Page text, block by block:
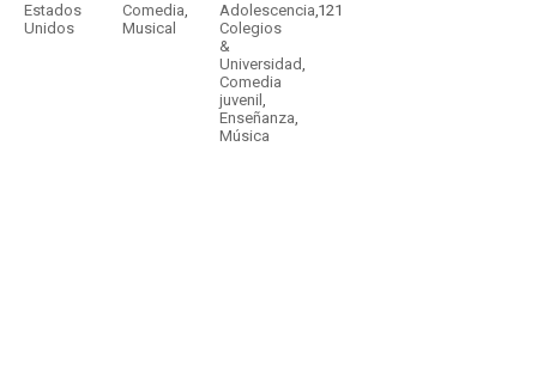
Estados
Unidos
Comedia,
Musical
Adolescencia,
Colegios
&
Universidad,
Comedia
juvenil,
Enseñanza,
Música
121